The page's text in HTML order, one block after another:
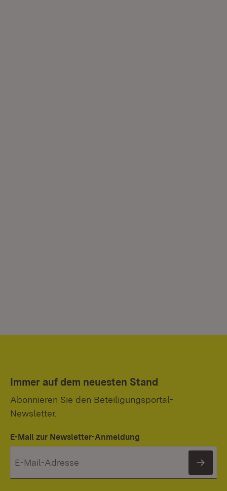
Immer auf dem neuesten Stand
Abonnieren Sie den Beteiligungsportal-
Newsletter.
E-Mail zur Newsletter-Anmeldung